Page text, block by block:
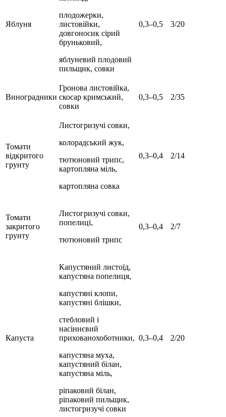
Яблуня
плодожерки,
листовійки,
довгоносик сірий
бруньковий,
яблуневий плодовий
пильщик, совки
0,3–0,5 3/20
Виноградники
Гронова листовійка,
скосар кримський,
совки
0,3–0,5 2/35
Томати
відкритого
грунту
Листогризучі совки,
колорадський жук,
тютюновий трипс,
картопляна міль,
картопляна совка
0,3–0,4 2/14
Томати
закритого
грунту
Листогризучі совки,
попелиці,
тютюновий трипс
0,3–0,4 2/7
Капуста
Капустяний листоїд,
капустяна попелиця,
капустяні клопи,
капустяні блішки,
стебловий і
насіннєвий
прихованохоботники,
капустяна муха,
капустяний білан,
капустяна міль,
ріпаковий білан,
ріпаковий пильщик,
листогризучі совки
0,3–0,4 2/20